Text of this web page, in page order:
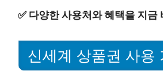
✅ 다양한 사용처와 혜택을 지금
신세계 상품권 사용